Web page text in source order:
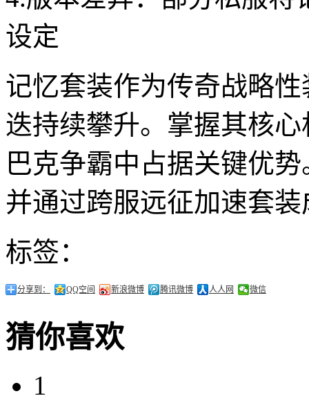
设定
记忆套装作为传奇战略
迭持续攀升。掌握其核
巴克争霸中占据关键优
并通过跨服远征加速套装
标签：
分享到： QQ空间 新浪微博 腾讯微博 人人网 微信
猜你喜欢
1